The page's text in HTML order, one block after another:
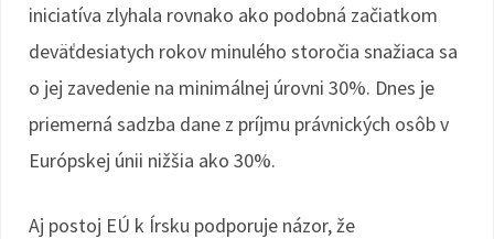
iniciatíva zlyhala rovnako ako podobná začiatkom
deväťdesiatych rokov minulého storočia snažiaca sa
o jej zavedenie na minimálnej úrovni 30%. Dnes je
priemerná sadzba dane z príjmu právnických osôb v
Európskej únii nižšia ako 30%.
Aj postoj EÚ k Írsku podporuje názor, že